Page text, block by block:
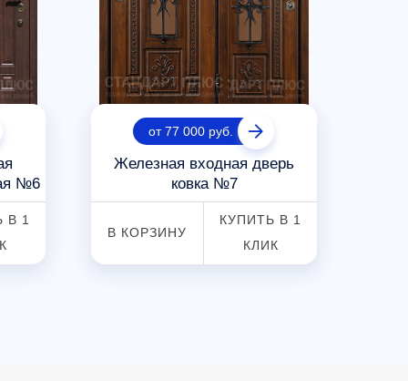
№6
В 1
от 77 000 руб.
Железная входная дверь
ковка №7
В КОРЗИНУ
КУПИТЬ В 1
КЛИК